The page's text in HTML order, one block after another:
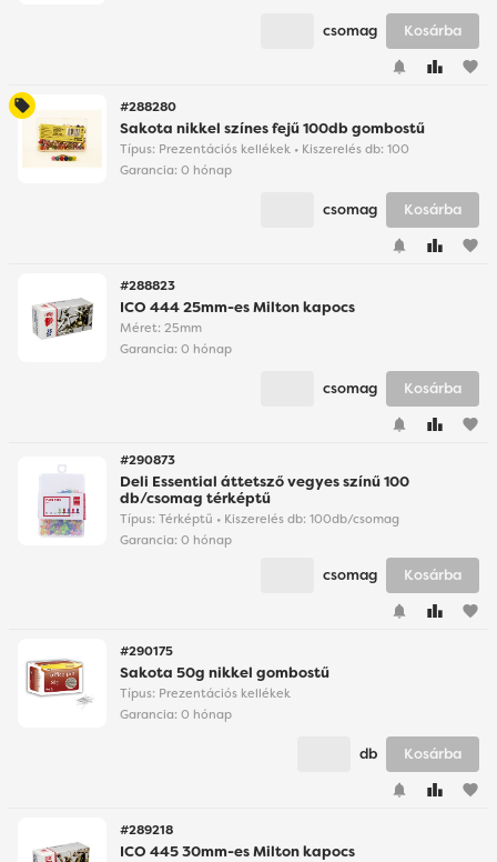
favorite
csomag Kosárba
#288280
Sakota nikkel színes fejű 100db gombostű
Típus: Prezentációs kellékek • Kiszerelés db: 100
Garancia: 0 hónap
favorite
csomag Kosárba
#288823
ICO 444 25mm-es Milton kapocs
Méret: 25mm
Garancia: 0 hónap
favorite
csomag Kosárba
#290873
Deli Essential áttetsző vegyes színű 100
db/csomag térképtű
Típus: Térképtű • Kiszerelés db: 100db/csomag
Garancia: 0 hónap
favorite
csomag Kosárba
#290175
Sakota 50g nikkel gombostű
Típus: Prezentációs kellékek
Garancia: 0 hónap
favorite
db Kosárba
#289218
ICO 445 30mm-es Milton kapocs